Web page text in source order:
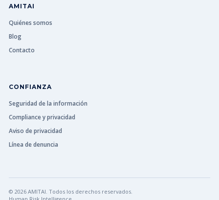
AMITAI
Quiénes somos
Blog
Contacto
CONFIANZA
Seguridad de la información
Compliance y privacidad
Aviso de privacidad
Línea de denuncia
© 2026 AMITAI. Todos los derechos reservados.